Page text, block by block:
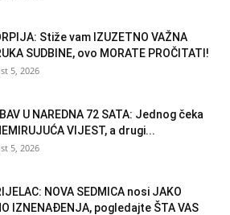
Stiže vam IZUZETNO VAŽNA
SUDBINE, ovo MORATE PROČITATI!
5, 2026
U NAREDNA 72 SATA: Jednog čeka
VIJEST, a drugi...
5, 2026
NOVA SEDMICA nosi JAKO
IZNENAĐENJA, pogledajte ŠTA VAS